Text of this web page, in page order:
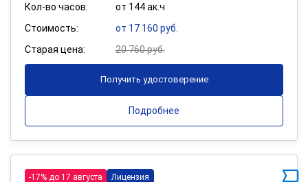
Кол-во часов:
от 144 ак.ч
Стоимость:
от 17 160 руб.
Старая цена:
20 760 руб.
Получить удостоверение
Подробнее
-17% до 17 августа Лицензия